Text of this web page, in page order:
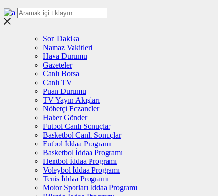
Son Dakika
Namaz Vakitleri
Hava Durumu
Gazeteler
Canlı Borsa
Canlı TV
Puan Durumu
TV Yayın Akışları
Nöbetçi Eczaneler
Haber Gönder
Futbol Canlı Sonuçlar
Basketbol Canlı Sonuçlar
Futbol İddaa Programı
Basketbol İddaa Programı
Hentbol İddaa Programı
Voleybol İddaa Programı
Tenis İddaa Programı
Motor Sporları İddaa Programı